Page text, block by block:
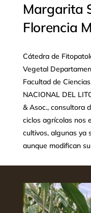
Margarita
Florencia
Cátedra de
Vegetal
Facultad de
NACIONAL DEL
& Asoc., consultora
ciclos agrícolas nos
cultivos, algunas ya
aunque modifican